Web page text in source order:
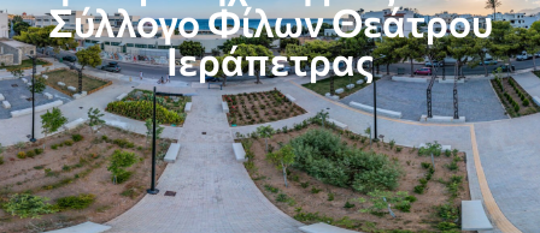
Σύλλογο Φίλων Θεάτρου
Ιεράπετρας